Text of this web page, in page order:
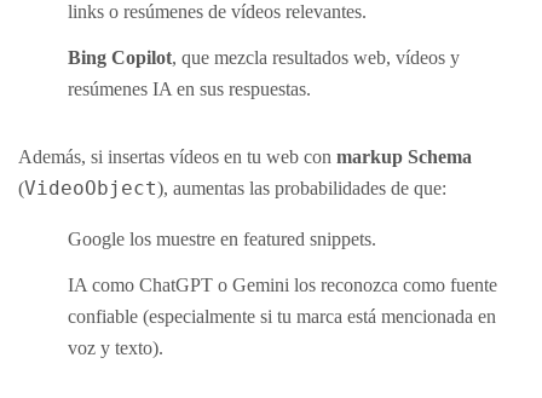
links o resúmenes de vídeos relevantes.
Bing Copilot, que mezcla resultados web, vídeos y
resúmenes IA en sus respuestas.
Además, si insertas vídeos en tu web con markup Schema
(VideoObject), aumentas las probabilidades de que:
Google los muestre en featured snippets.
IA como ChatGPT o Gemini los reconozca como fuente
confiable (especialmente si tu marca está mencionada en
voz y texto).